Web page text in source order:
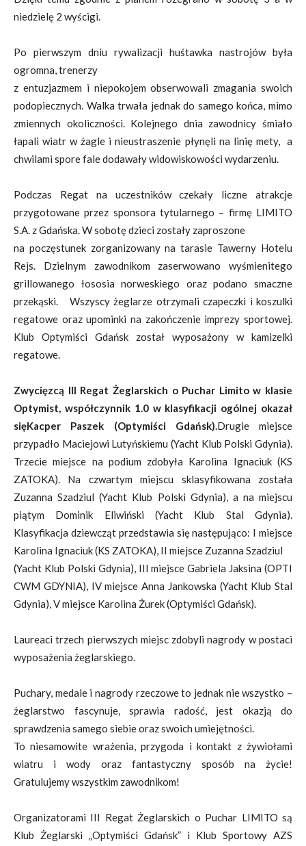
niedzielę 2 wyścigi.
Po pierwszym dniu rywalizacji huśtawka nastrojów była
ogromna, trenerzy
z entuzjazmem i niepokojem obserwowali zmagania swoich
podopiecznych. Walka trwała jednak do samego końca, mimo
zmiennych okoliczności. Kolejnego dnia zawodnicy śmiało
łapali wiatr w żagle i nieustraszenie płynęli na linię mety, a
chwilami spore fale dodawały widowiskowości wydarzeniu.
Podczas Regat na uczestników czekały liczne atrakcje
przygotowane przez sponsora tytularnego – firmę LIMITO
S.A. z Gdańska. W sobotę dzieci zostały zaproszone
na poczęstunek zorganizowany na tarasie Tawerny Hotelu
Rejs. Dzielnym zawodnikom zaserwowano wyśmienitego
grillowanego łososia norweskiego oraz podano smaczne
przekąski. Wszyscy żeglarze otrzymali czapeczki i koszulki
regatowe oraz upominki na zakończenie imprezy sportowej.
Klub Optymiści Gdańsk został wyposażony w kamizelki
regatowe.
Zwycięzcą III Regat Żeglarskich o Puchar Limito w klasie
Optymist, współczynnik 1.0 w klasyfikacji ogólnej okazał
sięKacper Paszek (Optymiści Gdańsk).Drugie miejsce
przypadło Maciejowi Lutyńskiemu (Yacht Klub Polski Gdynia).
Trzecie miejsce na podium zdobyła Karolina Ignaciuk (KS
ZATOKA). Na czwartym miejscu sklasyfikowana została
Zuzanna Szadziul (Yacht Klub Polski Gdynia), a na miejscu
piątym Dominik Eliwiński (Yacht Klub Stal Gdynia).
Klasyfikacja dziewcząt przedstawia się następująco: I miejsce
Karolina Ignaciuk (KS ZATOKA), II miejsce Zuzanna Szadziul
(Yacht Klub Polski Gdynia), III miejsce Gabriela Jaksina (OPTI
CWM GDYNIA), IV miejsce Anna Jankowska (Yacht Klub Stal
Gdynia), V miejsce Karolina Żurek (Optymiści Gdańsk).
Laureaci trzech pierwszych miejsc zdobyli nagrody w postaci
wyposażenia żeglarskiego.
Puchary, medale i nagrody rzeczowe to jednak nie wszystko –
żeglarstwo fascynuje, sprawia radość, jest okazją do
sprawdzenia samego siebie oraz swoich umiejętności.
To niesamowite wrażenia, przygoda i kontakt z żywiołami
wiatru i wody oraz fantastyczny sposób na życie!
Gratulujemy wszystkim zawodnikom!
Organizatorami III Regat Żeglarskich o Puchar LIMITO są
Klub Żeglarski „Optymiści Gdańsk” i Klub Sportowy AZS